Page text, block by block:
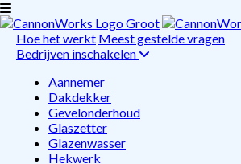
Hoe het werkt Meest gestelde vragen
Bedrijven inschakelen
Aannemer
Dakdekker
Gevelonderhoud
Glaszetter
Glazenwasser
Hekwerk